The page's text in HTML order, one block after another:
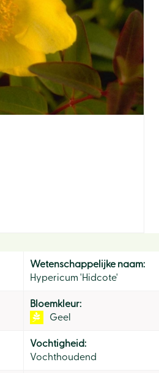
Wetenschappelijke naam:
Hypericum 'Hidcote'
Bloemkleur:
Geel
Vochtigheid:
Vochthoudend